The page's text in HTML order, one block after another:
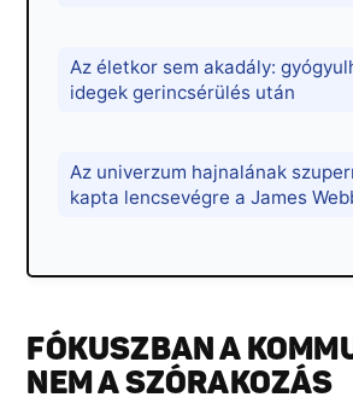
Az életkor sem akadály:
idegek gerincsérülés után
Az univerzum hajnalának
kapta lencsevégre a James
FÓKUSZBAN A
NEM A SZÓRAKOZÁS